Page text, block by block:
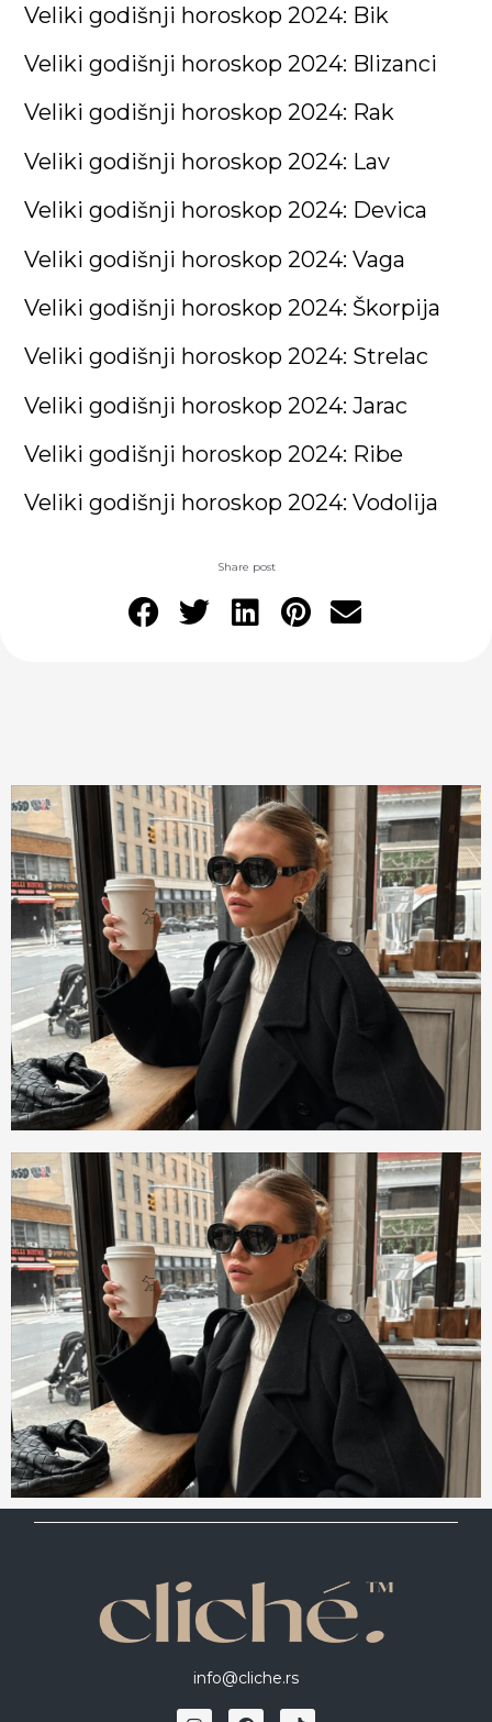
Veliki godišnji horoskop 2024: Bik
Veliki godišnji horoskop 2024: Blizanci
Veliki godišnji horoskop 2024: Rak
Veliki godišnji horoskop 2024: Lav
Veliki godišnji horoskop 2024: Devica
Veliki godišnji horoskop 2024: Vaga
Veliki godišnji horoskop 2024: Škorpija
Veliki godišnji horoskop 2024: Strelac
Veliki godišnji horoskop 2024: Jarac
Veliki godišnji horoskop 2024: Ribe
Veliki godišnji horoskop 2024: Vodolija
Share post
info@cliche.rs